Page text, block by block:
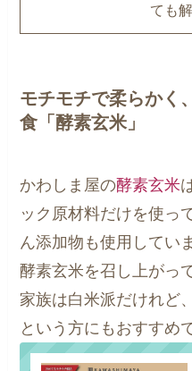
ても
モチモチで柔らかく
食「酵素玄米」
かわしま屋の酵素玄米
ック原材料だけを使っ
ん添加物も使用してい
酵素玄米を召し上がっ
家族は白米派だけれど
という方にもおすすめ